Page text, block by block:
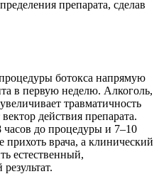
препарата, сделав
процедуры ботокса напрямую
в первую неделю. Алкоголь,
травматичность
действия препарата.
до процедуры и 7–10
врача, а клинический
естественный,